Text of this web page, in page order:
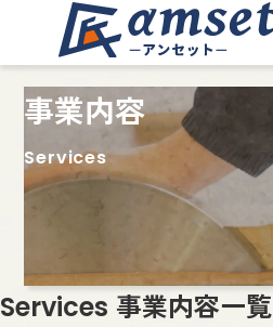
事業内容
Services
Services 事業内容一覧